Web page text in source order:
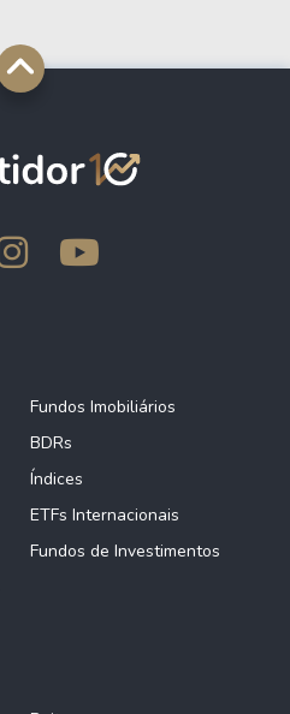
Fundos Imobiliários
BDRs
Índices
ETFs Internacionais
Fundos de Investimentos